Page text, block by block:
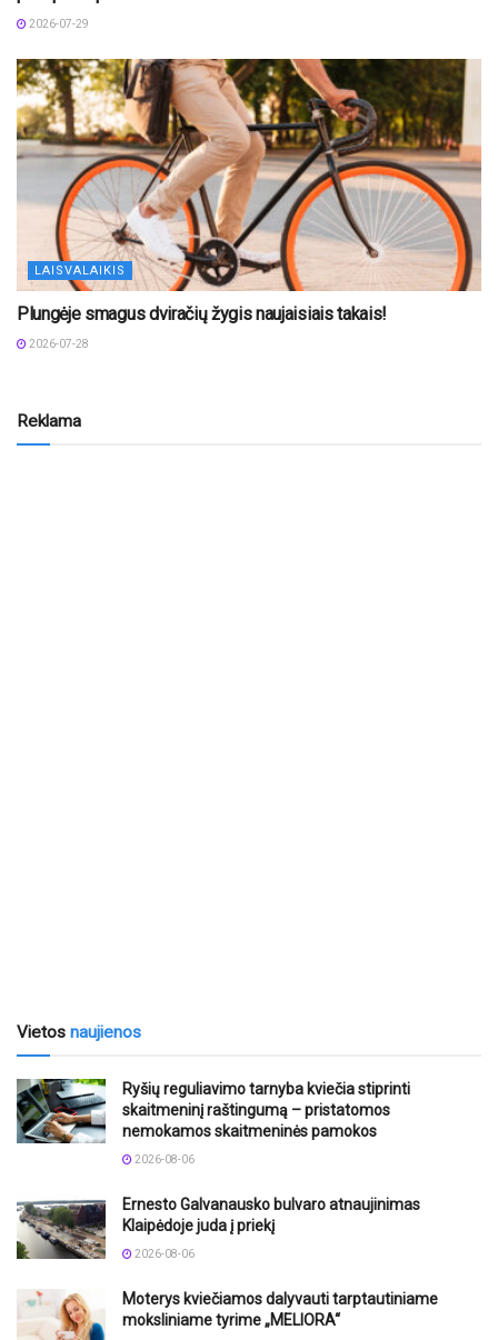
2026-07-29
LAISVALAIKIS
Plungėje smagus dviračių žygis naujaisiais takais!
2026-07-28
Reklama
Vietos naujienos
Ryšių reguliavimo tarnyba kviečia stiprinti
skaitmeninį raštingumą – pristatomos
nemokamos skaitmeninės pamokos
2026-08-06
Ernesto Galvanausko bulvaro atnaujinimas
Klaipėdoje juda į priekį
2026-08-06
Moterys kviečiamos dalyvauti tarptautiniame
moksliniame tyrime „MELIORA“